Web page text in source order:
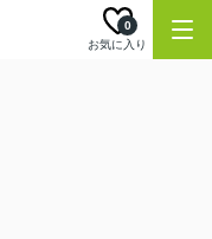
お気に入り
0